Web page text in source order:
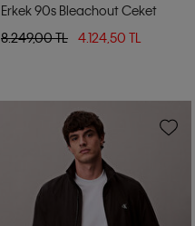
Erkek 90s Bleachout Ceket
8.249,00 TL
4.124,50 TL